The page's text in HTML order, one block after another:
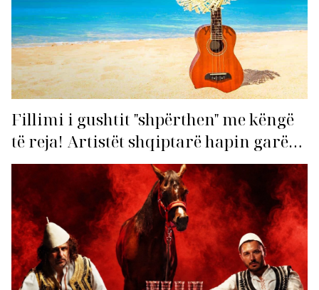
Fillimi i gushtit "shpërthen" me këngë
të reja! Artistët shqiptarë hapin garën
për hitin e verës!